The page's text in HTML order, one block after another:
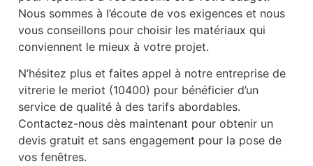
Nous sommes à l’écoute de vos exigences et nous
vous conseillons pour choisir les matériaux qui
conviennent le mieux à votre projet.
N’hésitez plus et faites appel à notre entreprise de
vitrerie le meriot (10400) pour bénéficier d’un
service de qualité à des tarifs abordables.
Contactez-nous dès maintenant pour obtenir un
devis gratuit et sans engagement pour la pose de
vos fenêtres.